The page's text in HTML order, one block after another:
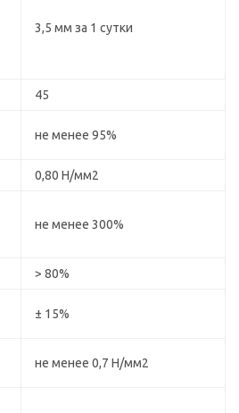
3,5 мм за 1 сутки
45
не менее 95%
0,80 Н/мм2
не менее 300%
> 80%
± 15%
не менее 0,7 Н/мм2